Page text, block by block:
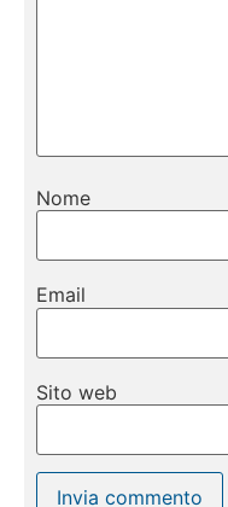
Nome
Email
Sito web